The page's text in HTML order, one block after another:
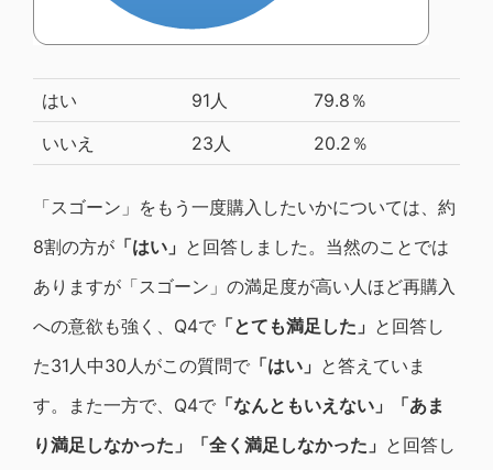
はい 91人
79.8％
いいえ
23人 20.2％
「スゴーン」をもう一度購入したいかについては、約
8割の方が 「はい」 と回答しました。当然のことでは
ありますが「スゴーン」の満足度が高い人ほど再購入
への意欲も強く、Q4で 「とても満足した」 と回答し
た31人中30人がこの質問で 「はい」 と答えていま
す。また一方で、Q4で 「なんともいえない」「あま
り満足しなかった」「全く満足しなかった」 と回答し